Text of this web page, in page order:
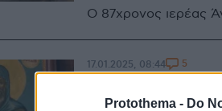
Protothema - Do
Ο 87χρονος ιερέας
17.01.2025, 08:44 5